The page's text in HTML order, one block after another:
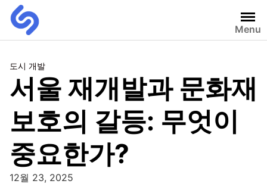
Menu
도시 개발
서울 재개발과 문화재
보호의 갈등: 무엇이
중요한가?
12월 23, 2025